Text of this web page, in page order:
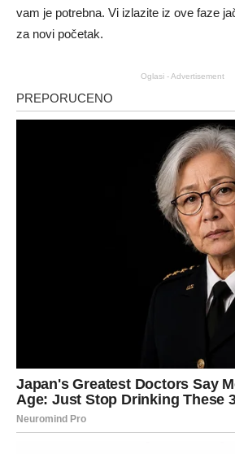
vam je potrebna. Vi izlazite iz ove faze
za novi početak.
Oglasi - Advertisement